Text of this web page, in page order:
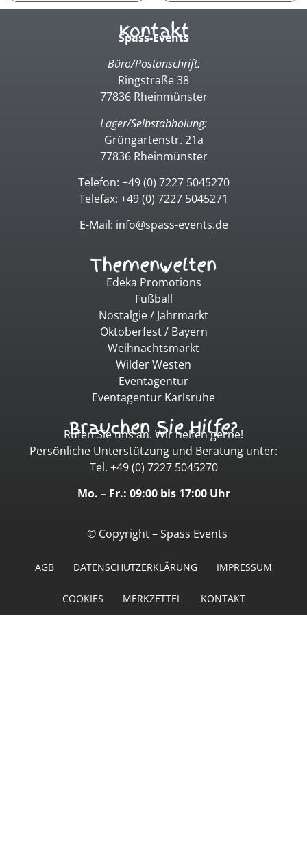
Kontakt
Spass-Events
Büro/Postanschrift:
Ringstraße 38
77836 Rheinmünster
Lager/Selbstabholung:
Grüngartenstr. 21a
77836 Rheinmünster
Telefon: +49 (0) 7227 5045270
Telefax: +49 (0) 7227 5045271
E-Mail: info@spass-events.de
Themenwelten
Edeka Promotions
Fußball
Nostalgie / Jahrmarkt
Oktoberfest / Bayern
Weihnachtsmarkt
Wilder Westen
Eventagentur
Eventagentur Karlsruhe
Brauchen Sie Hilfe?
Rufen Sie uns an. Wir helfen gerne!
Persönliche Unterstützung und Beratung unter:
Tel. +49 (0) 7227 5045270
Mo. – Fr.: 09:00 bis 17:00 Uhr
© Copyright – Spass Events
AGB DATENSCHUTZERKLÄRUNG IMPRESSUM
COOKIES MERKZETTEL KONTAKT